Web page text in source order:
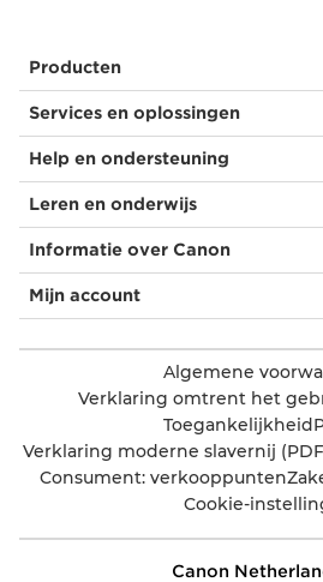
Producten
Services en oplossingen
Help en ondersteuning
Leren en onderwijs
Informatie over Canon
Mijn account
Algemene
Verklaring omtrent het
Toegankelijkheid
Verklaring moderne slavernij
Consument: verkooppunten
Cookie-
Canon